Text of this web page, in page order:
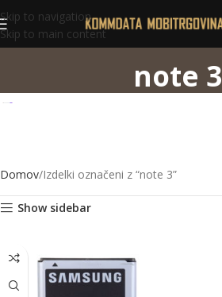
Skip to navigation
Skip to main content
note 3
Domov Izdelki označeni z “note 3”
Show sidebar